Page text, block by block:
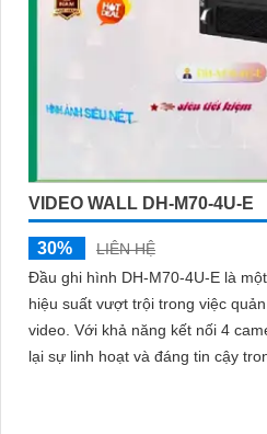
VIDEO WALL DH-M70-4U-E
30%
LIÊN HỆ
Đầu ghi hình DH-M70-4U-E là
hiệu suất vượt trội trong việc
video. Với khả năng kết nối 4 camera, đầu ghi hình này mang
lại sự linh hoạt và đáng tin cậy